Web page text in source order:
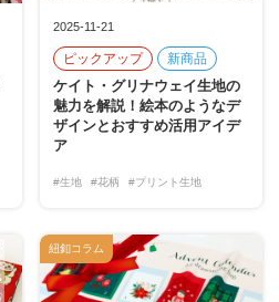
2025-11-21
ピックアップ 新商品
ケイト・グリナウェイ生地の
魅力を解説！絵本のようなデ
ザインとおすすめ活用アイデ
ア
#生地 #花柄 #プリント生地
紐釦コラム